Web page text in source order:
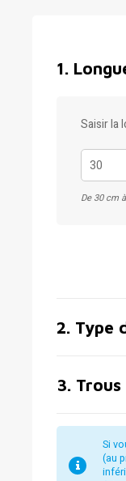
1.
Saisir la
De 30 cm
2. Type
3.
Si
(au